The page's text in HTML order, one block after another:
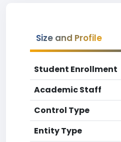
Size and Profile
Student Enrollment
Academic Staff
Control Type
Entity Type